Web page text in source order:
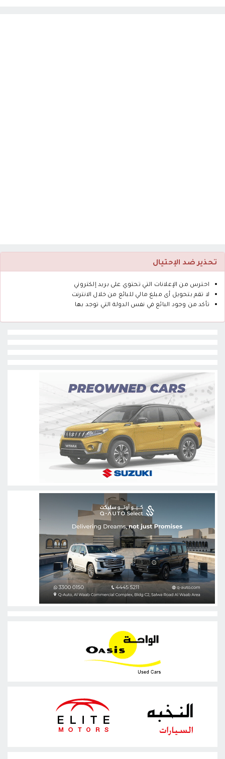
تحذير ضد الإحتيال
احترس من الإعلانات التي تحتوي على بريد إلكتروني
لا تقم بتحويل أى مبلغ مالي للبائع من خلال الانترنت
تأكد من وجود البائع في نفس الدولة التي توجد بها